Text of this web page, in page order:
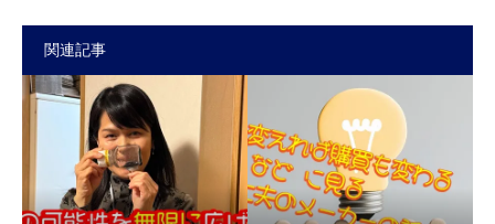
関連記事